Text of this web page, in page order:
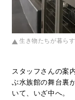
生き物たちが暮ら
スタッフさんの案
ぶ水族館の舞台裏
いて、いざ中へ。